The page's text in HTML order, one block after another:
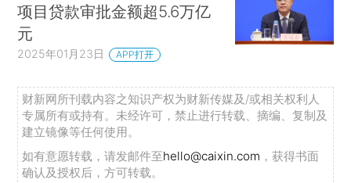
项目贷款审批金额超5.6万亿
元
2025年01月23日 APP打开
财新网所刊载内容之知识产权为财新传媒及/或相关权利人
专属所有或持有。未经许可，禁止进行转载、摘编、复制及
建立镜像等任何使用。
如有意愿转载，请发邮件至hello@caixin.com ，获得书面
确认及授权后，方可转载。